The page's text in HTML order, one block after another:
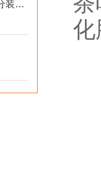
果蔬粉粉末1-250g手工装袋定量分装机（可瓶装）
化